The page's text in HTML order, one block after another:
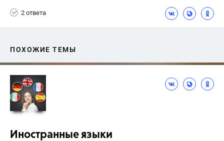
2 ответа
ПОХОЖИЕ ТЕМЫ
Иностранные языки